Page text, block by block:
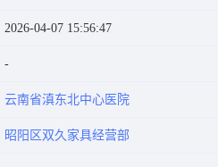
2026-04-07 15:56:47
云南省滇东北中心医院
昭阳区双久家具经营部